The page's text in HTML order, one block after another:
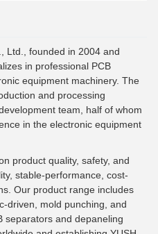
Ltd., founded in 2004 and
in professional PCB
equipment machinery. The
and processing
team, half of whom
in the electronic equipment
product quality, safety, and
stable-performance, cost-
Our product range includes
driven, mold punching, and
separators and depaneling